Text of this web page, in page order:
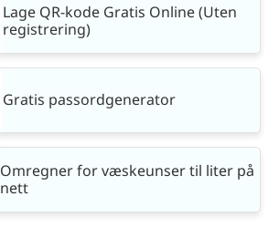
Lage QR-kode Gratis Online (Uten
registrering)
Gratis passordgenerator
Omregner for væskeunser til liter på
nett